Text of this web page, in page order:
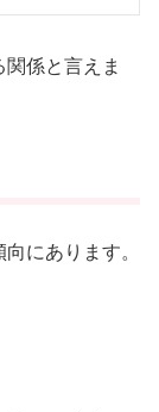
係と言えま
にあります。